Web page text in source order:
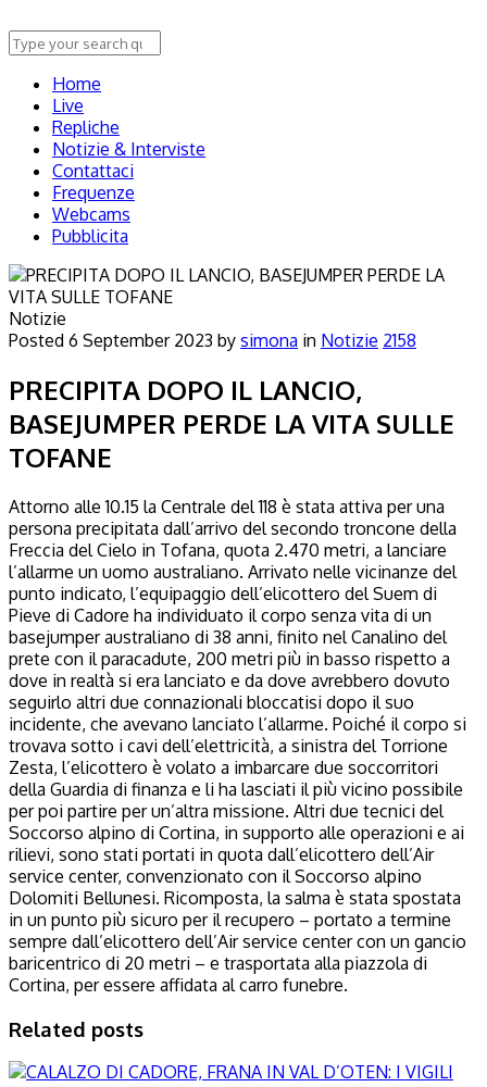
Home
Live
Repliche
Notizie & Interviste
Contattaci
Frequenze
Webcams
Pubblicita
Notizie
Posted 6 September 2023 by simona in Notizie 2158
PRECIPITA DOPO IL LANCIO,
BASEJUMPER PERDE LA VITA SULLE
TOFANE
Attorno alle 10.15 la Centrale del 118 è stata attiva per una
persona precipitata dall’arrivo del secondo troncone della
Freccia del Cielo in Tofana, quota 2.470 metri, a lanciare
l’allarme un uomo australiano. Arrivato nelle vicinanze del
punto indicato, l’equipaggio dell’elicottero del Suem di
Pieve di Cadore ha individuato il corpo senza vita di un
basejumper australiano di 38 anni, finito nel Canalino del
prete con il paracadute, 200 metri più in basso rispetto a
dove in realtà si era lanciato e da dove avrebbero dovuto
seguirlo altri due connazionali bloccatisi dopo il suo
incidente, che avevano lanciato l’allarme. Poiché il corpo si
trovava sotto i cavi dell’elettricità, a sinistra del Torrione
Zesta, l’elicottero è volato a imbarcare due soccorritori
della Guardia di finanza e li ha lasciati il più vicino possibile
per poi partire per un’altra missione. Altri due tecnici del
Soccorso alpino di Cortina, in supporto alle operazioni e ai
rilievi, sono stati portati in quota dall’elicottero dell’Air
service center, convenzionato con il Soccorso alpino
Dolomiti Bellunesi. Ricomposta, la salma è stata spostata
in un punto più sicuro per il recupero – portato a termine
sempre dall’elicottero dell’Air service center con un gancio
baricentrico di 20 metri – e trasportata alla piazzola di
Cortina, per essere affidata al carro funebre.
Related posts